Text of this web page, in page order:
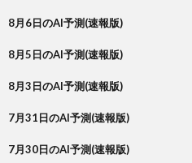
8月6日のAI予測(速報版)
8月5日のAI予測(速報版)
8月3日のAI予測(速報版)
7月31日のAI予測(速報版)
7月30日のAI予測(速報版)